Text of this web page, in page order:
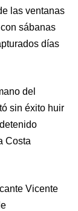
las ventanas
sábanas
días
del
sin éxito huir
Costa
Vicente